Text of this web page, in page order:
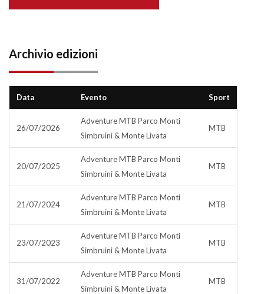
Archivio edizioni
Data Evento Sport
26/07/2026
Adventure MTB Parco Monti
Simbruini & Monte Livata
MTB
20/07/2025
Adventure MTB Parco Monti
Simbruini & Monte Livata
MTB
21/07/2024
Adventure MTB Parco Monti
Simbruini & Monte Livata
MTB
23/07/2023
Adventure MTB Parco Monti
Simbruini & Monte Livata
MTB
31/07/2022
Adventure MTB Parco Monti
Simbruini & Monte Livata
MTB